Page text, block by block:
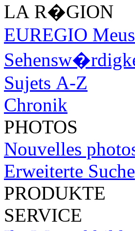
LA R�GION
EUREGIO
Sujets A-Z
Chronik
PHOTOS
Nouvelles
Erweiterte Suche
PRODUKTE
SERVICE